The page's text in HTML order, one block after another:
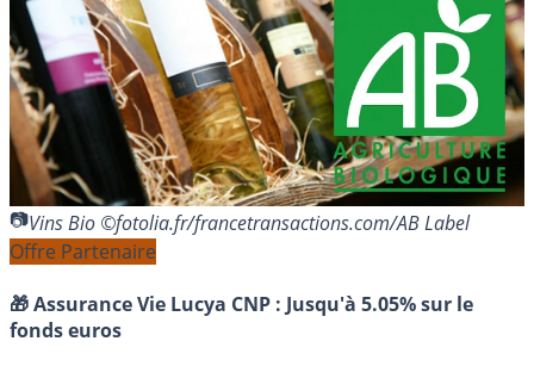
Vins Bio ©fotolia.fr/francetransactions.com/AB Label
Offre Partenaire
🎁 Assurance Vie Lucya CNP : Jusqu'à 5.05% sur le
fonds euros